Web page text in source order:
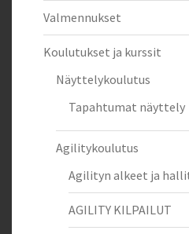
Valmennukset
Koulutukset ja kurssit
Näyttelykoulutus
Tapahtumat näyttely
Agilitykoulutus
Agilityn alkeet ja
AGILITY KILPAILUT